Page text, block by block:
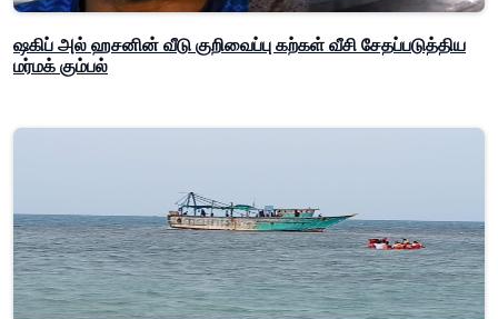
ஷகிப் அல் ஹசனின் வீடு குறிவைப்பு கற்கள் வீசி சேதப்படுத்திய
மர்மக் கும்பல்